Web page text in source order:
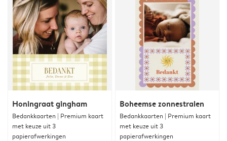
Honingraat gingham
Bedankkaarten | Premium kaart
met keuze uit 3
papierafwerkingen
Boheemse zonnestralen
Bedankkaarten | Premium kaart
met keuze uit 3
papierafwerkingen